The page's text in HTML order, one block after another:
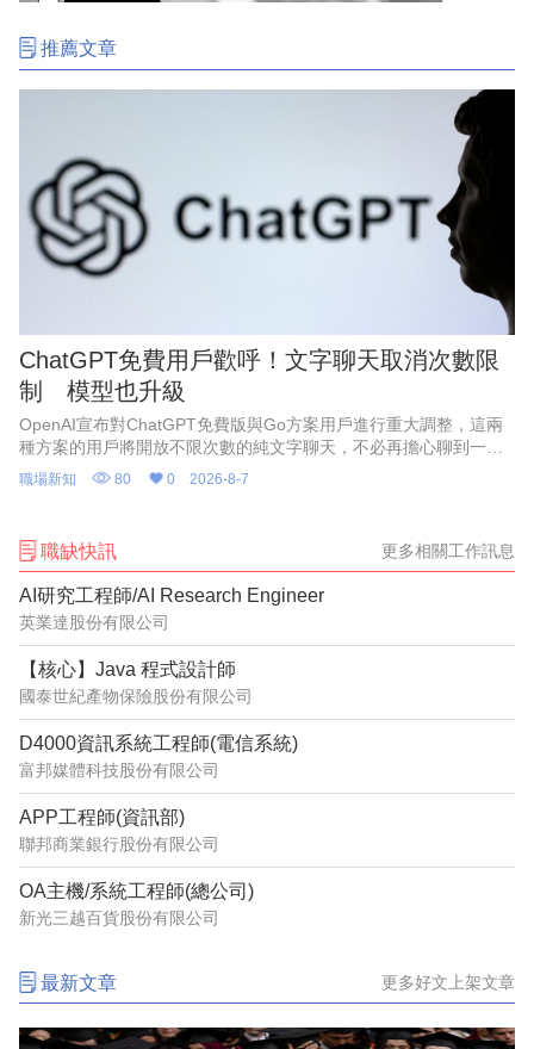
推薦文章
ChatGPT免費用戶歡呼！文字聊天取消次數限
制 模型也升級
OpenAI宣布對ChatGPT免費版與Go方案用戶進行重大調整，這兩
種方案的用戶將開放不限次數的純文字聊天，不必再擔心聊到一半
被限制使用。
職場新知 80 0 2026-8-7
職缺快訊 更多相關工作訊息
AI研究工程師/AI Research Engineer
英業達股份有限公司
【核心】Java 程式設計師
國泰世紀產物保險股份有限公司
D4000資訊系統工程師(電信系統)
富邦媒體科技股份有限公司
APP工程師(資訊部)
聯邦商業銀行股份有限公司
OA主機/系統工程師(總公司)
新光三越百貨股份有限公司
最新文章 更多好文上架文章